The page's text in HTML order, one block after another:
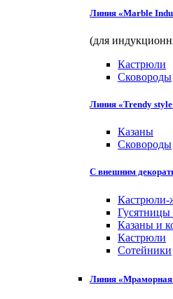
Линия «Marble
(для
Кастрюли
Сковороды
Линия «Trendy
Казаны
Сковороды
С внешним
Кастрюли-
Казаны и
Кастрюли
Сотейники
Линия